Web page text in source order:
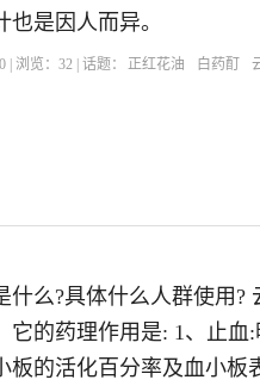
是因人而异。
0 | 浏览：32 | 话题： 正红花油 白药酊
什么?具体什么人群使用?
它的药理作用是: 1、止血
板的活化百分率及血小板